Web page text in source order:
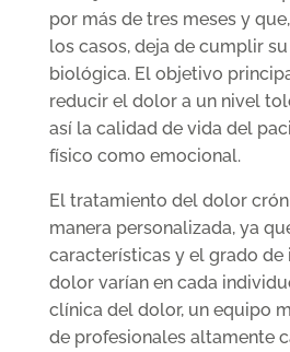
por más de tres meses y
los casos, deja de cumplir
biológica. El objetivo
reducir el dolor a un nivel
así la calidad de vida del
físico como emocional.
El tratamiento del dolor
manera personalizada, ya
características y el grado de
dolor varían en cada
clínica del dolor, un equipo
de profesionales altamente